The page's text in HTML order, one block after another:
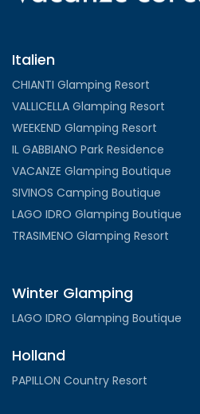
Italien
CHIANTI Glamping Resort
VALLICELLA Glamping Resort
WEEKEND Glamping Resort
IL GABBIANO Park Residence
VACANZE Glamping Boutique
SIVINOS Camping Boutique
LAGO IDRO Glamping Boutique
TRASIMENO Glamping Resort
Winter Glamping
LAGO IDRO Glamping Boutique
Holland
PAPILLON Country Resort